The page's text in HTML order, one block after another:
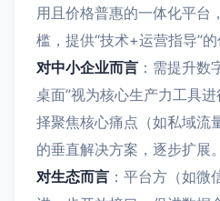
用且价格普惠的一体化平台
槛，提供“技术+运营指导”的
对中小企业而言 ：需提升数
桌面”视为核心生产力工具
择聚焦核心痛点（如私域流
的垂直解决方案，逐步扩展。
对生态而言 ：平台方（如